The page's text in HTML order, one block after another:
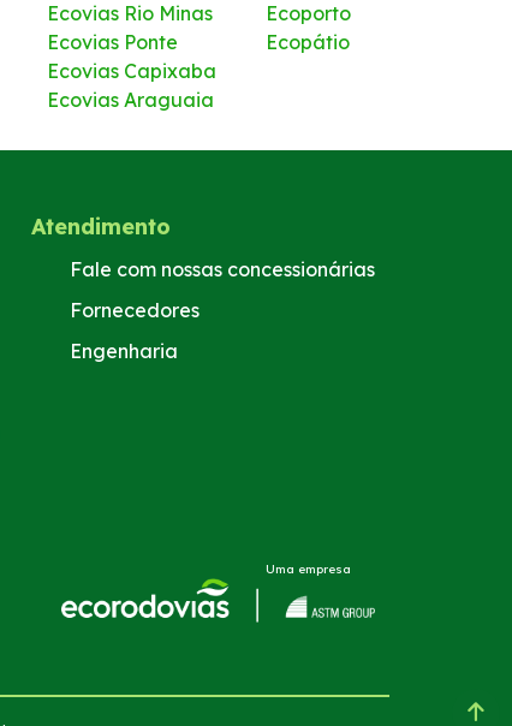
Ecovias Rio Minas
Ecovias Ponte
Ecovias Capixaba
Ecovias Araguaia
Ecoporto
Ecopátio
Atendimento
Fale com nossas concessionárias
Fornecedores
Engenharia
Uma empresa